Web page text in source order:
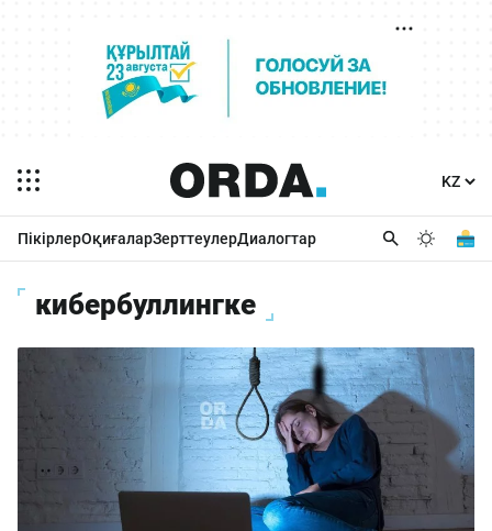
ПікірлерОқиғаларЗерттеулерДиалогтар
кибербуллингке